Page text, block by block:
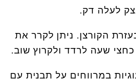
לעלה דק.
הקורצן. ניתן לקרר את
שעה לרדד ולקרוץ שוב.
במרווחים על תבנית עם